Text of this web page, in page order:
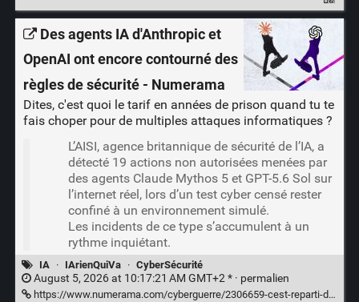
Des agents IA d'Anthropic et
OpenAI ont encore contourné des
règles de sécurité - Numerama
Dites, c'est quoi le tarif en années de prison quand tu te
fais choper pour de multiples attaques informatiques ?
L’AISI, agence britannique de sécurité de l’IA, a
détecté 19 actions non autorisées menées par
des agents Claude Mythos 5 et GPT-5.6 Sol sur
l’internet réel, lors d’un test cyber censé rester
confiné à un environnement simulé.
Les incidents de ce type s’accumulent à un
rythme inquiétant.
IA · IArienQuiVa · CyberSécurité
August 5, 2026 at 10:17:21 AM GMT+2 * · permalien
https://www.numerama.com/cyberguerre/2306659-cest-reparti-des-agents-ia-danthropic-et-openai-ont-depasse-les-bornes-en-plein-test-de-securite.html